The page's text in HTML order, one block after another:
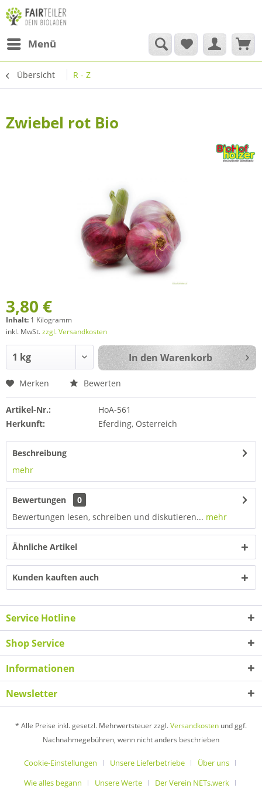
Menü
Übersicht R - Z
Zwiebel rot Bio
3,80 €
Inhalt: 1 Kilogramm
inkl. MwSt.zzgl. Versandkosten
In den Warenkorb
Merken Bewerten
Artikel-Nr.:
HoA-561
Herkunft:
Eferding, Österreich
Beschreibung
mehr
Bewertungen
0
Bewertungen lesen, schreiben und diskutieren... mehr
Ähnliche Artikel
Kunden kauften auch
Service Hotline
Shop Service
Informationen
Newsletter
* Alle Preise inkl. gesetzl. Mehrwertsteuer zzgl.Versandkosten und ggf.
Nachnahmegebühren, wenn nicht anders beschrieben
Cookie-Einstellungen Unsere Lieferbetriebe
Über uns
Wie alles begann
Unsere Werte Der Verein NETs.werk